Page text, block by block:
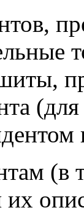
(в
их